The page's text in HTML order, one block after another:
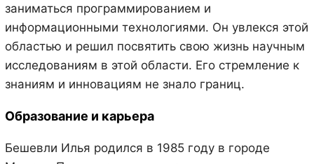
заниматься программированием и
информационными технологиями. Он увлекся этой
областью и решил посвятить свою жизнь научным
исследованиям в этой области. Его стремление к
знаниям и инновациям не знало границ.
Образование и карьера
Бешевли Илья родился в 1985 году в городе